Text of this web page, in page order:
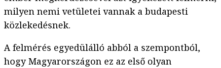
milyen nemi vetületei vannak a budapesti
közlekedésnek.
A felmérés egyedülálló abból a szempontból,
hogy Magyarországon ez az első olyan